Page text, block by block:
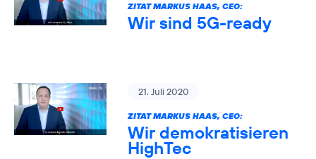
ZITAT MARKUS HAAS, CEO:
Wir sind 5G-ready
21. Juli 2020
ZITAT MARKUS HAAS, CEO:
Wir demokratisieren
HighTec